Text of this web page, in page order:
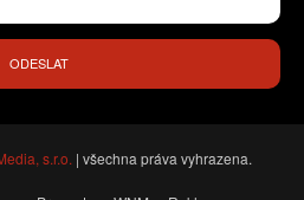
ODESLAT
s.r.o. | všechna práva vyhrazena.